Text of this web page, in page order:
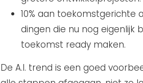
10% aan toekomstgerichte
dingen die nu nog eigenlijk
toekomst ready maken.
De A.I. trend is een goed